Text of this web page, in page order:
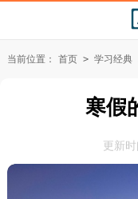
当前位置： 首页 > 学习经典
寒假
更新时